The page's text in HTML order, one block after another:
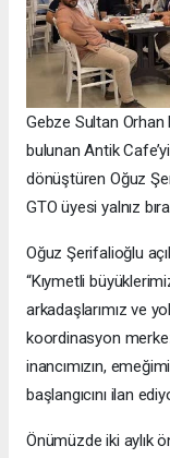
Gebze Sultan Orhan
bulunan Antik
dönüştüren Oğuz
GTO üyesi yalnız
Oğuz Şerifalioğlu
“Kıymetli
arkadaşlarımız ve
koordinasyon
inancımızın,
başlangıcını ilan
Önümüzde iki aylık